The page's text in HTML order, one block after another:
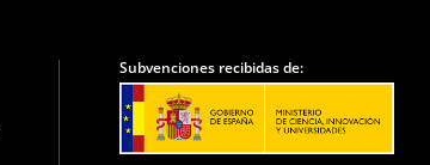
Subvenciones recibidas de: